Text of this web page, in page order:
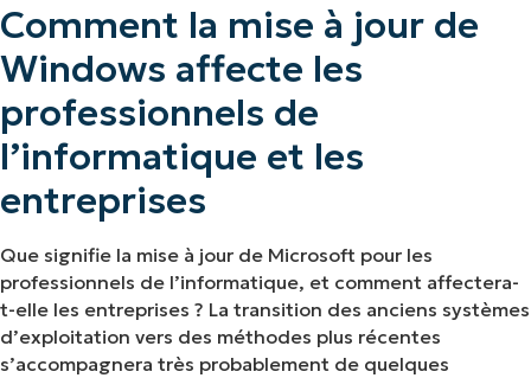
Comment la mise à jour de
Windows affecte les
professionnels de
l’informatique et les
entreprises
Que signifie la mise à jour de Microsoft pour les
professionnels de l’informatique, et comment affectera-
t-elle les entreprises ? La transition des anciens systèmes
d’exploitation vers des méthodes plus récentes
s’accompagnera très probablement de quelques